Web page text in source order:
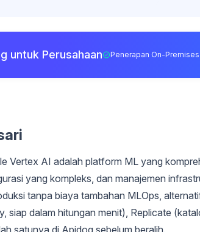
untuk Perusahaan Penerapan On-Premises
Vertex AI adalah platform ML yang
yang kompleks, dan manajemen
tanpa biaya tambahan MLOps,
siap dalam hitungan menit), Replicate
satunya di Apidog sebelum beralih.